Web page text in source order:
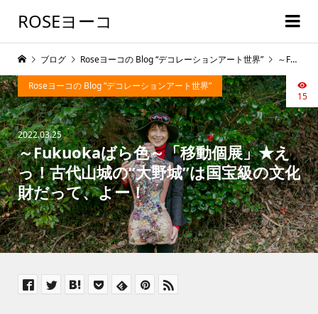
ROSEヨーコ
2022.03.25
～Fukuokaばら色～「移動個展」★え
っ！古代山城の”大野城”は国宝級の文化
財だって、よー！
Roseヨーコの Blog “デコレーションアート世界”
15
ブログ Roseヨーコの Blog “デコレーションアート世界” ～Fukuokaばら色～「移動個展」★えっ！古代山城の”大野城”は国宝級の文化財だって、よー！